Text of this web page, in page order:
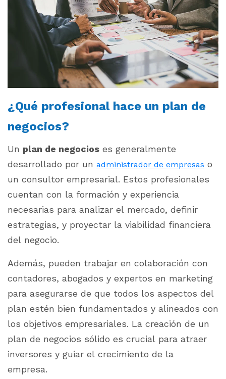
¿Qué profesional hace un plan de
negocios?
Un plan de negocios es generalmente
desarrollado por un administrador de empresas o
un consultor empresarial. Estos profesionales
cuentan con la formación y experiencia
necesarias para analizar el mercado, definir
estrategias, y proyectar la viabilidad financiera
del negocio.
Además, pueden trabajar en colaboración con
contadores, abogados y expertos en marketing
para asegurarse de que todos los aspectos del
plan estén bien fundamentados y alineados con
los objetivos empresariales. La creación de un
plan de negocios sólido es crucial para atraer
inversores y guiar el crecimiento de la
empresa.